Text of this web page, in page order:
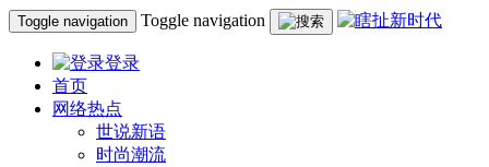
Toggle navigation Toggle navigation
登录
首页
网络热点
世说新语
时尚潮流